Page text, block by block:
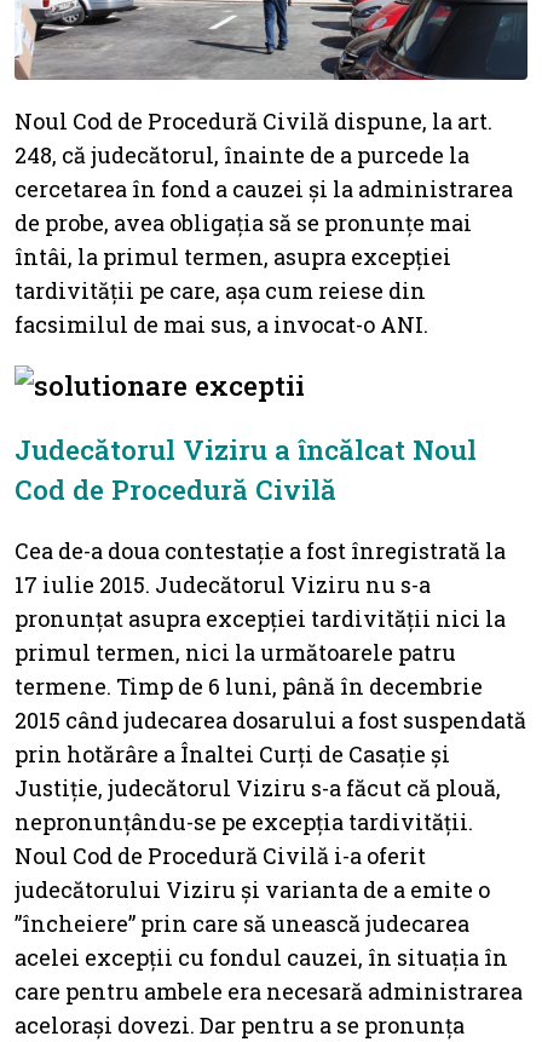
Noul Cod de Procedură Civilă dispune, la art.
248, că judecătorul, înainte de a purcede la
cercetarea în fond a cauzei și la administrarea
de probe, avea obligația să se pronunțe mai
întâi, la primul termen, asupra excepției
tardivității pe care, așa cum reiese din
facsimilul de mai sus, a invocat-o ANI.
Judecătorul Viziru a încălcat Noul
Cod de Procedură Civilă
Cea de-a doua contestație a fost înregistrată la
17 iulie 2015. Judecătorul Viziru nu s-a
pronunțat asupra excepției tardivității nici la
primul termen, nici la următoarele patru
termene. Timp de 6 luni, până în decembrie
2015 când judecarea dosarului a fost suspendată
prin hotărâre a Înaltei Curți de Casație și
Justiție, judecătorul Viziru s-a făcut că plouă,
nepronunțându-se pe excepția tardivității.
Noul Cod de Procedură Civilă i-a oferit
judecătorului Viziru și varianta de a emite o
”încheiere” prin care să unească judecarea
acelei excepții cu fondul cauzei, în situația în
care pentru ambele era necesară administrarea
acelorași dovezi. Dar pentru a se pronunța